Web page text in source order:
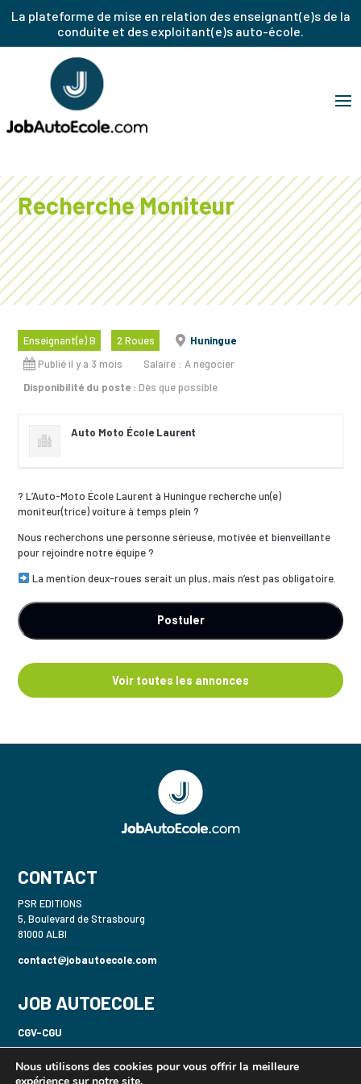
La plateforme de mise en relation des enseignant(e)s de la
conduite et des exploitant(e)s auto-école.
Recherche Moniteur
Enseignant(e) B 2 Roues
Huningue
Publié il y a 3 mois
Salaire : A négocier
Disponibilité du poste : Dès que possible
Auto Moto École Laurent
? L’Auto-Moto École Laurent à Huningue recherche un(e)
moniteur(trice) voiture à temps plein ?️
Nous recherchons une personne sérieuse, motivée et bienveillante
pour rejoindre notre équipe ?
La mention deux-roues serait un plus, mais n’est pas obligatoire.
Voir toutes les annonces
CONTACT
PSR EDITIONS
5, Boulevard de Strasbourg
81000 ALBI
contact@jobautoecole.com
JOB AUTOECOLE
CGV-CGU
Nous utilisons des cookies pour vous offrir la meilleure